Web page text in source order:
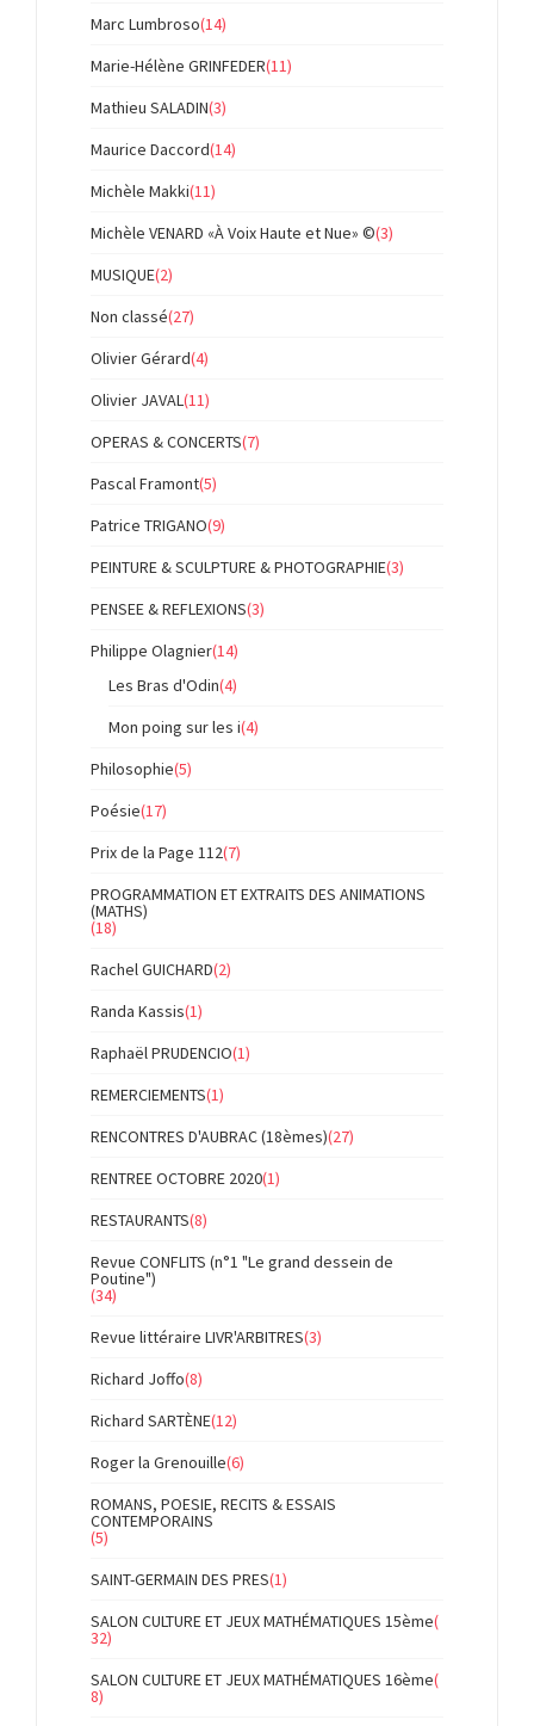
Marc Lumbroso(14)
Marie-Hélène GRINFEDER(11)
Mathieu SALADIN(3)
Maurice Daccord(14)
Michèle Makki(11)
Michèle VENARD «À Voix Haute et Nue» ©(3)
MUSIQUE(2)
Non classé(27)
Olivier Gérard(4)
Olivier JAVAL(11)
OPERAS & CONCERTS(7)
Pascal Framont(5)
Patrice TRIGANO(9)
PEINTURE & SCULPTURE & PHOTOGRAPHIE(3)
PENSEE & REFLEXIONS(3)
Philippe Olagnier(14)
Les Bras d'Odin(4)
Mon poing sur les i(4)
Philosophie(5)
Poésie(17)
Prix de la Page 112(7)
PROGRAMMATION ET EXTRAITS DES ANIMATIONS
(MATHS)
(18)
Rachel GUICHARD(2)
Randa Kassis(1)
Raphaël PRUDENCIO(1)
REMERCIEMENTS(1)
RENCONTRES D'AUBRAC (18èmes)(27)
RENTREE OCTOBRE 2020(1)
RESTAURANTS(8)
Revue CONFLITS (n°1 "Le grand dessein de
Poutine")
(34)
Revue littéraire LIVR'ARBITRES(3)
Richard Joffo(8)
Richard SARTÈNE(12)
Roger la Grenouille(6)
ROMANS, POESIE, RECITS & ESSAIS
CONTEMPORAINS
(5)
SAINT-GERMAIN DES PRES(1)
SALON CULTURE ET JEUX MATHÉMATIQUES 15ème(
32)
SALON CULTURE ET JEUX MATHÉMATIQUES 16ème(
8)